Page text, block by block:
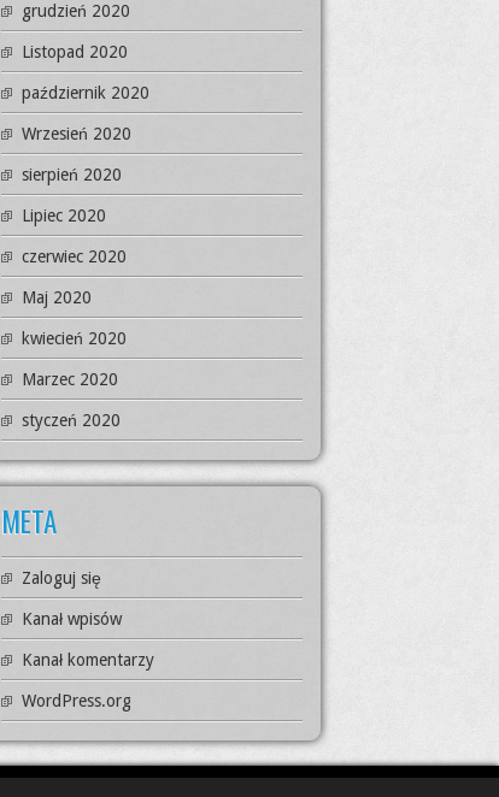
grudzień 2020
Listopad 2020
październik 2020
Wrzesień 2020
sierpień 2020
Lipiec 2020
czerwiec 2020
Maj 2020
kwiecień 2020
Marzec 2020
styczeń 2020
META
Zaloguj się
Kanał wpisów
Kanał komentarzy
WordPress.org